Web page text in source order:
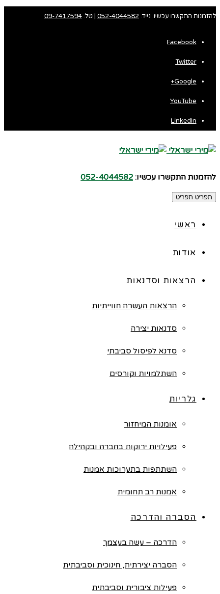
להזמנות התקשרו עכשיו: נייד: 052-4044582 | טל:09-7417594
Facebook
Twitter
Google+
YouTube
LinkedIn
להזמנות התקשרו עכשיו: 052-4044582
תפריט תפריט
ראשי
אודות
הרצאות וסדנאות
הרצאות העשרה חווייתיות
סדנאות יצירה
סדנא לפיסול סביבתי
השתלמויות וקורסים
גלריות
אומנות המיחזור
פעילויות ירוקות בחברה ובקהילה
השתתפות בתערוכות אמנות
אמנות רב תחומית
הסברה והדרכה
הדרכה – עשה בעצמך
הסברה יצירתית, חינוכית וסביבתית
פעילות ציבורית וסביבתית